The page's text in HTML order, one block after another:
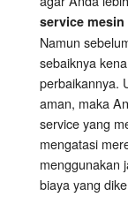
service
Namun
sebaiknya
perbaikannya.
aman, maka
service yang
mengatasi
menggunakan
biaya yang